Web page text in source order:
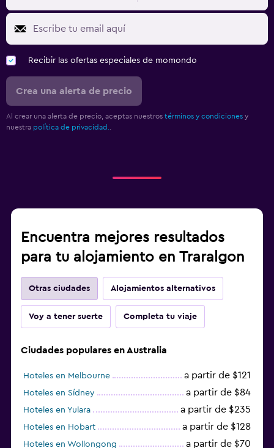
Recibir las ofertas especiales de momondo
Crea una alerta de precio
Al crear una alerta de precio, aceptas nuestros términos y condiciones y
nuestra política de privacidad.
Encuentra mejores resultados
para tu alojamiento en Traralgon
Otras ciudades Alojamientos alternativos
Voy a tener suerte Completa tu viaje
Ciudades populares en Australia
Hoteles en Melbourne a partir de $121
Hoteles en Sídney a partir de $84
Hoteles en Yulara a partir de $235
Hoteles en Hobart a partir de $128
Hoteles en Wollongong a partir de $70